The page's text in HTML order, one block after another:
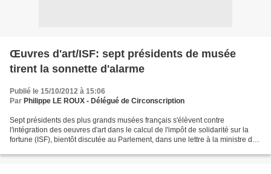
Œuvres d'art/ISF: sept présidents de musée
tirent la sonnette d'alarme
Publié le 15/10/2012 à 15:06
Par Philippe LE ROUX - Délégué de Circonscription
Sept présidents des plus grands musées français s'élèvent contre
l'intégration des oeuvres d'art dans le calcul de l'impôt de solidarité sur la
fortune (ISF), bientôt discutée au Parlement, dans une lettre à la ministre de